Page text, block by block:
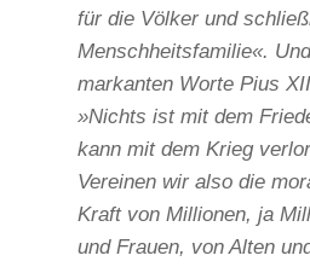
für die Völker und
Menschheitsfamilie«.
markanten Worte Pius
»Nichts ist mit dem
kann mit dem Krieg
Vereinen wir also die
Kraft von Millionen, ja
und Frauen, von Alten